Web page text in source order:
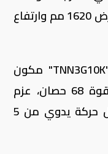
من التجهيزات بطول 3559 مم وعرض 1620 مم وارتفاع
وزودت السيارة الصغيرة بمحرك "TNN3G10K" مكون
من 3 أسطوانات سعة 1.0 لتر بقوة 68 حصان، عزم
أقصي 90 نيوتن متر، مرتبط بناقل حركة يدوي من 5